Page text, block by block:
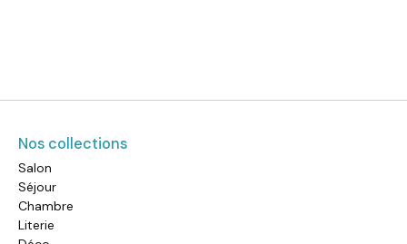
Nos collections
Salon
Séjour
Chambre
Literie